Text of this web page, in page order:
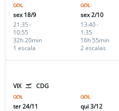
sex 18/9
21:35-
10:55
1 escala
32h 20min
sex 2/10
13:40-
1:35
2 escalas
16h 55min
VIX CDG
ter 24/11
qui 3/12